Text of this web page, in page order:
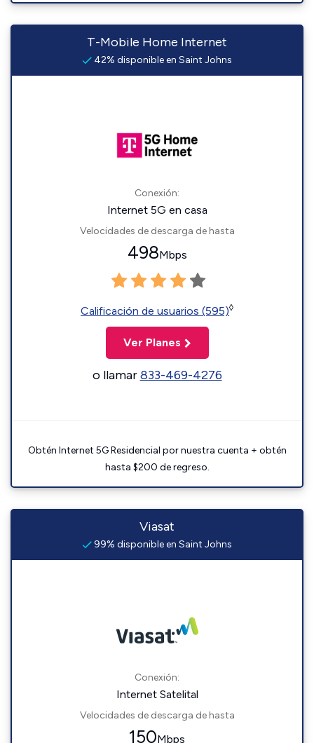
T-Mobile Home Internet
42% disponible en Saint Johns
Conexión:
Internet 5G en casa
Velocidades de descarga de hasta
498Mbps
Calificación de usuarios (595)◊
Ver Planes
o llamar833-469-4276
Obtén Internet 5G Residencial por nuestra cuenta + obtén
hasta $200 de regreso.
Viasat
99% disponible en Saint Johns
Conexión:
Internet Satelital
Velocidades de descarga de hasta
150Mbps